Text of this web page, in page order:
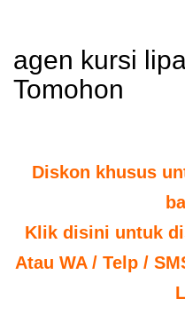
agen kursi
Tomohon
Diskon khusus
Klik disini untuk
Atau WA / Telp /